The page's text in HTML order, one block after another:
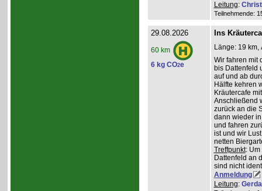
Leitung:
Teilnehmende:
29.08.2026
60 km
6 kg CO2e
Ins
Länge: 19 km,
Wir fahren mit
bis Dattenfeld
auf und ab
Hälfte kehren
Kräutercafe
Anschließend
zurück an die
dann wieder
und fahren
ist und wir
netten
Treffpunkt: Um
Dattenfeld an
sind nicht
Anmeldung
Leitung: